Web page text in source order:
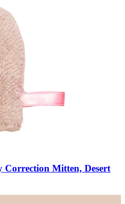
Correction Mitten, Desert